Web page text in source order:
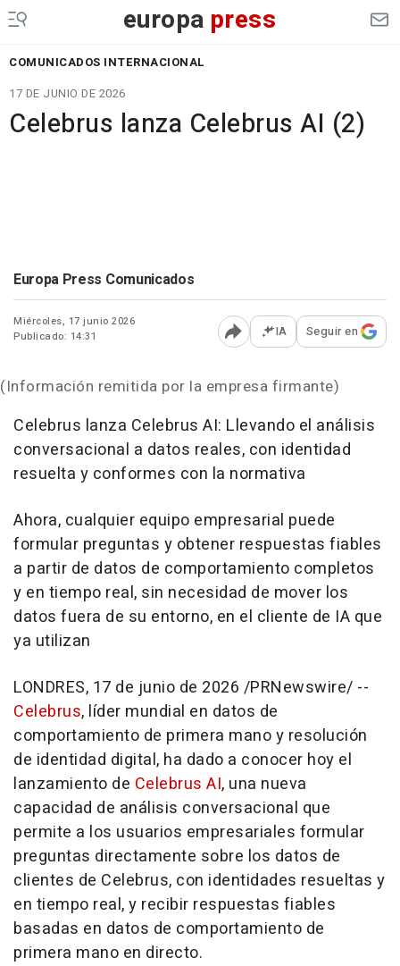
europa press
COMUNICADOS INTERNACIONAL
17 DE JUNIO DE 2026
Celebrus lanza Celebrus AI (2)
Europa Press Comunicados
Miércoles, 17 junio 2026
Publicado: 14:31
Abrir opciones para
IA Seguir en
(Información remitida por la empresa firmante)
Celebrus lanza Celebrus AI: Llevando el análisis
conversacional a datos reales, con identidad
resuelta y conformes con la normativa
Ahora, cualquier equipo empresarial puede
formular preguntas y obtener respuestas fiables
a partir de datos de comportamiento completos
y en tiempo real, sin necesidad de mover los
datos fuera de su entorno, en el cliente de IA que
ya utilizan
LONDRES, 17 de junio de 2026 /PRNewswire/ --
Celebrus, líder mundial en datos de
comportamiento de primera mano y resolución
de identidad digital, ha dado a conocer hoy el
lanzamiento de Celebrus AI, una nueva
capacidad de análisis conversacional que
permite a los usuarios empresariales formular
preguntas directamente sobre los datos de
clientes de Celebrus, con identidades resueltas y
en tiempo real, y recibir respuestas fiables
basadas en datos de comportamiento de
primera mano en directo.